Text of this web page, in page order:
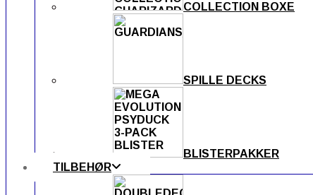
COLLECTION BOXE
SPILLE DECKS
BLISTERPAKKER
TILBEHØR